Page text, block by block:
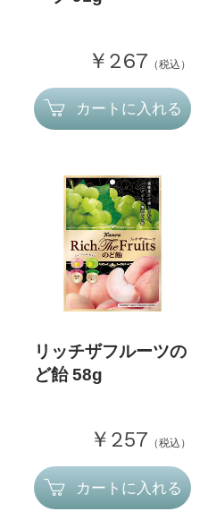
￥267 （税込）
カートに入れる
リッチザフルーツの
ど飴 58g
￥257 （税込）
カートに入れる